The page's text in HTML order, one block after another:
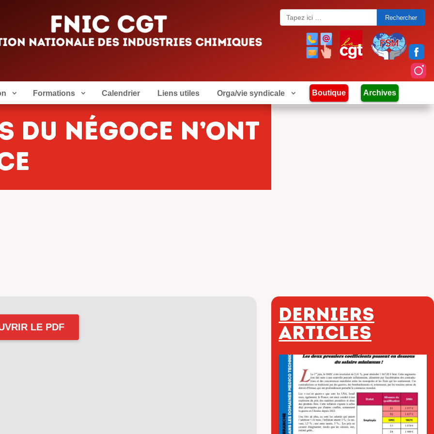
Search
for:
Formations Calendrier Liens utiles Orga/vie syndicale Boutique Archives
du négoce n’ont
LE PDF
Derniers
articles